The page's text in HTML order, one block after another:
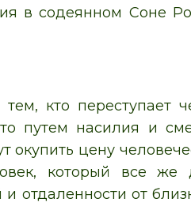
в содеянном Соне
кто переступает
путем насилия и
цену
который все же
отдаленности от